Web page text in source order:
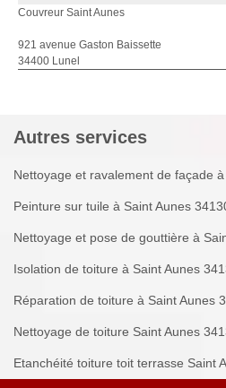
Couvreur Saint Aunes
921 avenue Gaston Baissette
34400 Lunel
Autres services
Nettoyage et ravalement de façade
Peinture sur tuile à Saint Aunes
Nettoyage et pose de gouttière à
Isolation de toiture à Saint Aunes
Réparation de toiture à Saint Aunes
Nettoyage de toiture Saint Aunes
Etanchéité toiture toit terrasse Saint